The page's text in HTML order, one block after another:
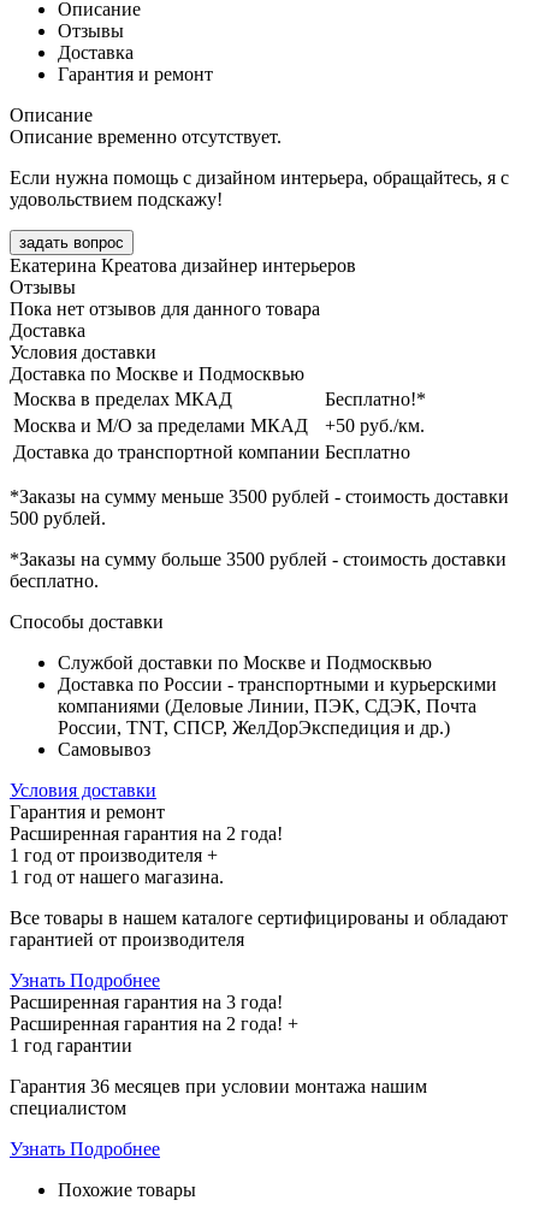
Описание
Отзывы
Доставка
Гарантия и ремонт
Описание
Описание временно отсутствует.
Если нужна помощь с дизайном интерьера, обращайтесь, я с
удовольствием подскажу!
задать вопрос
Екатерина Креатова дизайнер интерьеров
Отзывы
Пока нет отзывов для данного товара
Доставка
Условия доставки
Доставка по Москве и Подмосквью
Москва в пределах МКАД
Бесплатно!*
Москва и М/О за пределами МКАД
+50 руб./км.
Доставка до транспортной компании Бесплатно
*Заказы на сумму меньше 3500 рублей - стоимость доставки
500 рублей.
*Заказы на сумму больше 3500 рублей - стоимость доставки
бесплатно.
Способы доставки
Службой доставки по Москве и Подмосквью
Доставка по России - транспортными и курьерскими
компаниями (Деловые Линии, ПЭК, СДЭК, Почта
России, TNT, СПСР, ЖелДорЭкспедиция и др.)
Самовывоз
Условия доставки
Гарантия и ремонт
Расширенная гарантия на 2 года!
1 год от производителя +
1 год от нашего магазина.
Все товары в нашем каталоге сертифицированы и обладают
гарантией от производителя
Узнать Подробнее
Расширенная гарантия на 3 года!
Расширенная гарантия на 2 года! +
1 год гарантии
Гарантия 36 месяцев при условии монтажа нашим
специалистом
Узнать Подробнее
Похожие товары